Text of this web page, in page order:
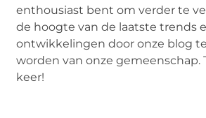
enthousiast bent om verder te
de hoogte van de laatste trends
ontwikkelingen door onze blog
worden van onze gemeenschap.
keer!